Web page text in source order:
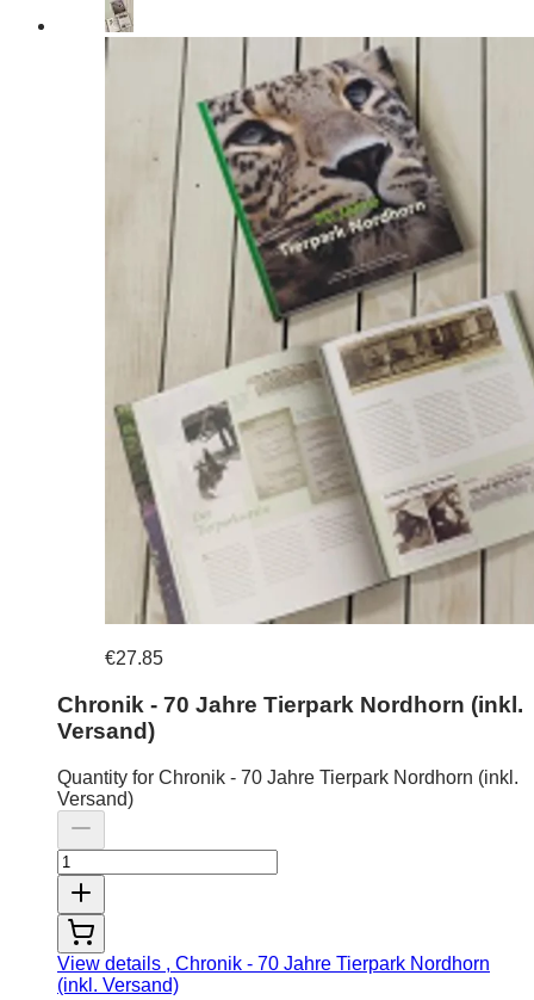
€27.85
Chronik - 70 Jahre Tierpark Nordhorn (inkl.
Versand)
Quantity for Chronik - 70 Jahre Tierpark Nordhorn (inkl.
Versand)
View details , Chronik - 70 Jahre Tierpark Nordhorn
(inkl. Versand)